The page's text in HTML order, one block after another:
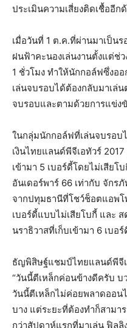
ประเมินความเสี่ยงติดเชื้ออีก
เมื่อวันที่ 1 ต.ค.ที่ผ่านมาเป็น
ฝนฟ้าคะนองเล่นงานตั้งแต่ช่
1 ชั่วโมง ทำให้นักกอล์ฟซึ่งอ
เล่นจบรอบได้ต้องกลับมาเล่
จบรอบและตามด้วยการแข่ง
ในกลุ่มนักกอล์ฟที่เล่นจบรอ
เงินไทยแลนด์พีจีเอทัวร์
เข้ามา 5 เบอร์ดี้โดยไม่เสีย
อันเดอร์พาร์ 66 เท่ากับ จักร
จากปทุมธานีที่โชว์ช็อตแอพโ
เบอร์ดี้แบบไม่เสียโบกี้ และ
นราธิวาสที่เก็บเข้ามา 6 เบอร์
ธัญพิสิษฐ์แชมป์ไทยแลนด์พีจีเ
“วันนี้ตีเหล็กค่อนข้างดีครับ
วันนี้ตีเหล็กไม่ค่อยพลาดออน
บาง แต่ระยะที่ต้องทำก็สามา
กว่าสัปดาห์แรกที่มาเล่น ฟิลลิ